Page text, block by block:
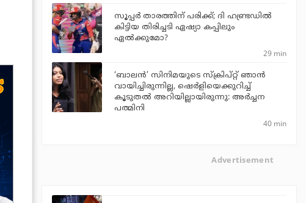
സൂപ്പര്‍ താരത്തിന് പരിക്ക്; ദി ഹണ്ട്രഡില്‍
കിട്ടിയ തിരിച്ചടി ഏഷ്യാ കപ്പിലും
ഏല്‍ക്കുമോ?
29 min
‘ബാലൻ’ സിനിമയുടെ സ്ക്രിപ്റ്റ് ഞാൻ
വായിച്ചിരുന്നില്ല, ഷെർളിയെക്കുറിച്ച്
കൂടുതൽ അറിയില്ലായിരുന്നു: അർച്ചന
പത്മിനി
40 min
Advertisement